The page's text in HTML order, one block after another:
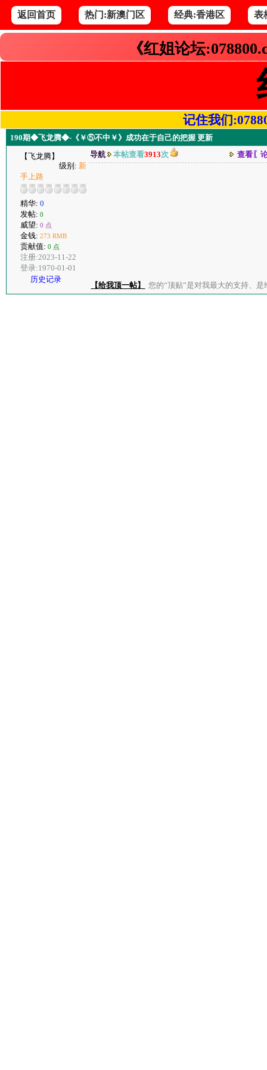
返回首页 热门:新澳门区 经典:香港区 表
《红姐论坛
记住我们
190期◆飞龙腾◆-《￥⑤不中￥》成功在于自己的把握 更新
【飞龙腾】
级别: 新
手上路
精华: 0
发帖: 0
威望: 0 点
金钱: 273 RMB
贡献值: 0 点
注册:2023-11-22
登录:1970-01-01
历史记录
导航 本帖查看3913次 查看〖
【给我顶一帖】 您的“顶贴”是对我最大的支持、